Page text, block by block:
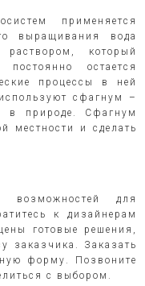
применяется
выращивания вода
раствором, который
остается
процессы в ней
сфагнум –
в природе. Сфагнум
местности и сделать
для
к дизайнерам
готовые решения,
заказчика. Заказать
форму. Позвоните
с выбором.